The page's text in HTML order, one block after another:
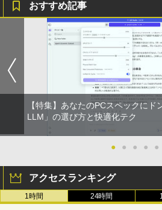
角川まんが学
全20巻定番セ
￥24,200
途上の王国 一
コ天涯編 [ 沢木
￥2,310
3
魔女と傭兵（9
]
おすすめ記事
【特集】あなたのPCスペックにド
LLM」の選び方と快適化テク
● ● ● ● ●
アクセスランキング
1時間 24時間